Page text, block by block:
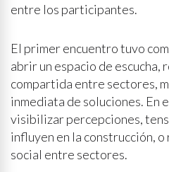
entre los participantes.
El primer encuentro tuvo
abrir un espacio de escucha,
compartida entre sectores,
inmediata de soluciones. En
visibilizar percepciones,
influyen en la construcción,
social entre sectores.